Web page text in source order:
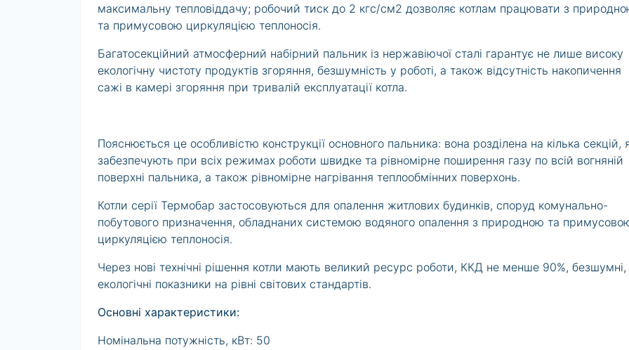
максимальну тепловіддачу; робочий тиск до 2 кгс/см2 дозволяє котлам працювати з
та примусовою циркуляцією теплоносія.
Багатосекційний атмосферний набірний пальник із нержавіючої сталі гарантує не лише високу
екологічну чистоту продуктів згоряння, безшумність у роботі, а також відсутність накопичення
сажі в камері згоряння при тривалій експлуатації котла.
Пояснюється це особливістю конструкції основного пальника: вона розділена на кілька секцій,
забезпечують при всіх режимах роботи швидке та рівномірне поширення газу по всій вогняній
поверхні пальника, а також рівномірне нагрівання теплообмінних поверхонь.
Котли серії Термобар застосовуються для опалення житлових будинків, споруд комунально-
побутового призначення, обладнаних системою водяного опалення з природною та
циркуляцією теплоносія.
Через нові технічні рішення котли мають великий ресурс роботи, ККД не менше 90%, безшумні,
екологічні показники на рівні світових стандартів.
Основні характеристики:
Номінальна потужність, кВт: 50